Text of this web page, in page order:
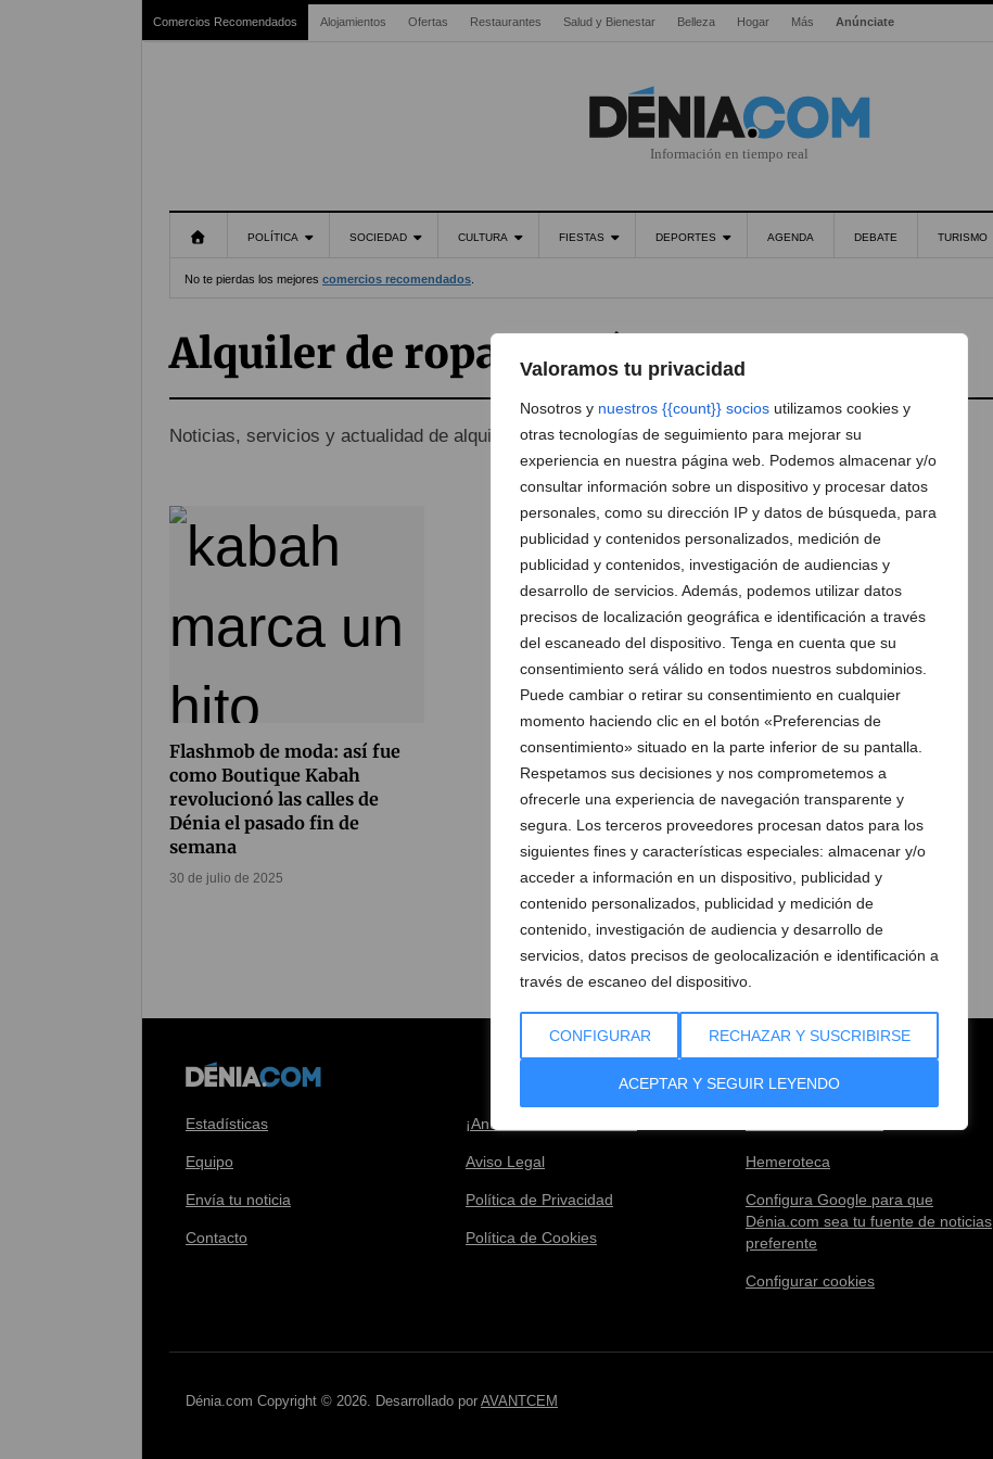
Valoramos tu privacidad
Nosotros y nuestros {{count}} socios utilizamos cookies y
otras tecnologías de seguimiento para mejorar su
experiencia en nuestra página web. Podemos almacenar y/o
consultar información sobre un dispositivo y procesar datos
personales, como su dirección IP y datos de búsqueda, para
publicidad y contenidos personalizados, medición de
publicidad y contenidos, investigación de audiencias y
desarrollo de servicios. Además, podemos utilizar datos
precisos de localización geográfica e identificación a través
del escaneado del dispositivo. Tenga en cuenta que su
consentimiento será válido en todos nuestros subdominios.
Puede cambiar o retirar su consentimiento en cualquier
momento haciendo clic en el botón «Preferencias de
consentimiento» situado en la parte inferior de su pantalla.
Respetamos sus decisiones y nos comprometemos a
ofrecerle una experiencia de navegación transparente y
segura. Los terceros proveedores procesan datos para los
siguientes fines y características especiales: almacenar y/o
acceder a información en un dispositivo, publicidad y
contenido personalizados, publicidad y medición de
contenido, investigación de audiencia y desarrollo de
servicios, datos precisos de geolocalización e identificación a
través de escaneo del dispositivo.
CONFIGURAR RECHAZAR Y SUSCRIBIRSE
ACEPTAR Y SEGUIR LEYENDO
Comercios Recomendados Alojamientos Ofertas Restaurantes Salud y Bienestar Belleza Hogar Más Anúnciate
Información en tiempo real
POLÍTICA SOCIEDAD CULTURA FIESTAS DEPORTES AGENDA DEBATE TURISMO
No te pierdas los mejores comercios recomendados
Alquiler de ropa en Dénia
Noticias, servicios y actualidad de alquiler de ropa para eventos y fiestas en la ciudad.
Flashmob de moda: así fue
como Boutique Kabah
revolucionó las calles de
Dénia el pasado fin de
semana
30 de julio de 2025
Estadísticas
Equipo
Envía tu noticia
Contacto
¡Anúnciate con nosotros!
Aviso Legal
Política de Privacidad
Política de Cookies
Hemeroteca
Configura Google para que
Dénia.com sea tu fuente de noticias
preferente
Configurar cookies
Dénia.com Copyright © 2026. Desarrollado por AVANTCEM